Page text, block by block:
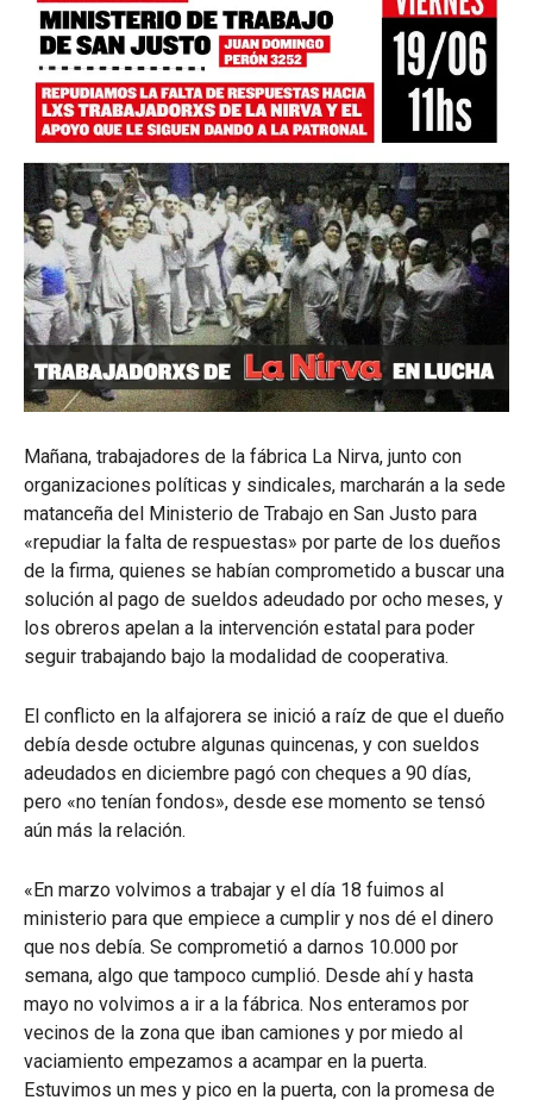
Mañana, trabajadores de la fábrica La Nirva, junto con
organizaciones políticas y sindicales, marcharán a la sede
matanceña del Ministerio de Trabajo en San Justo para
«repudiar la falta de respuestas» por parte de los dueños
de la firma, quienes se habían comprometido a buscar una
solución al pago de sueldos adeudado por ocho meses, y
los obreros apelan a la intervención estatal para poder
seguir trabajando bajo la modalidad de cooperativa.
El conflicto en la alfajorera se inició a raíz de que el dueño
debía desde octubre algunas quincenas, y con sueldos
adeudados en diciembre pagó con cheques a 90 días,
pero «no tenían fondos», desde ese momento se tensó
aún más la relación.
«En marzo volvimos a trabajar y el día 18 fuimos al
ministerio para que empiece a cumplir y nos dé el dinero
que nos debía. Se comprometió a darnos 10.000 por
semana, algo que tampoco cumplió. Desde ahí y hasta
mayo no volvimos a ir a la fábrica. Nos enteramos por
vecinos de la zona que iban camiones y por miedo al
vaciamiento empezamos a acampar en la puerta.
Estuvimos un mes y pico en la puerta, con la promesa de